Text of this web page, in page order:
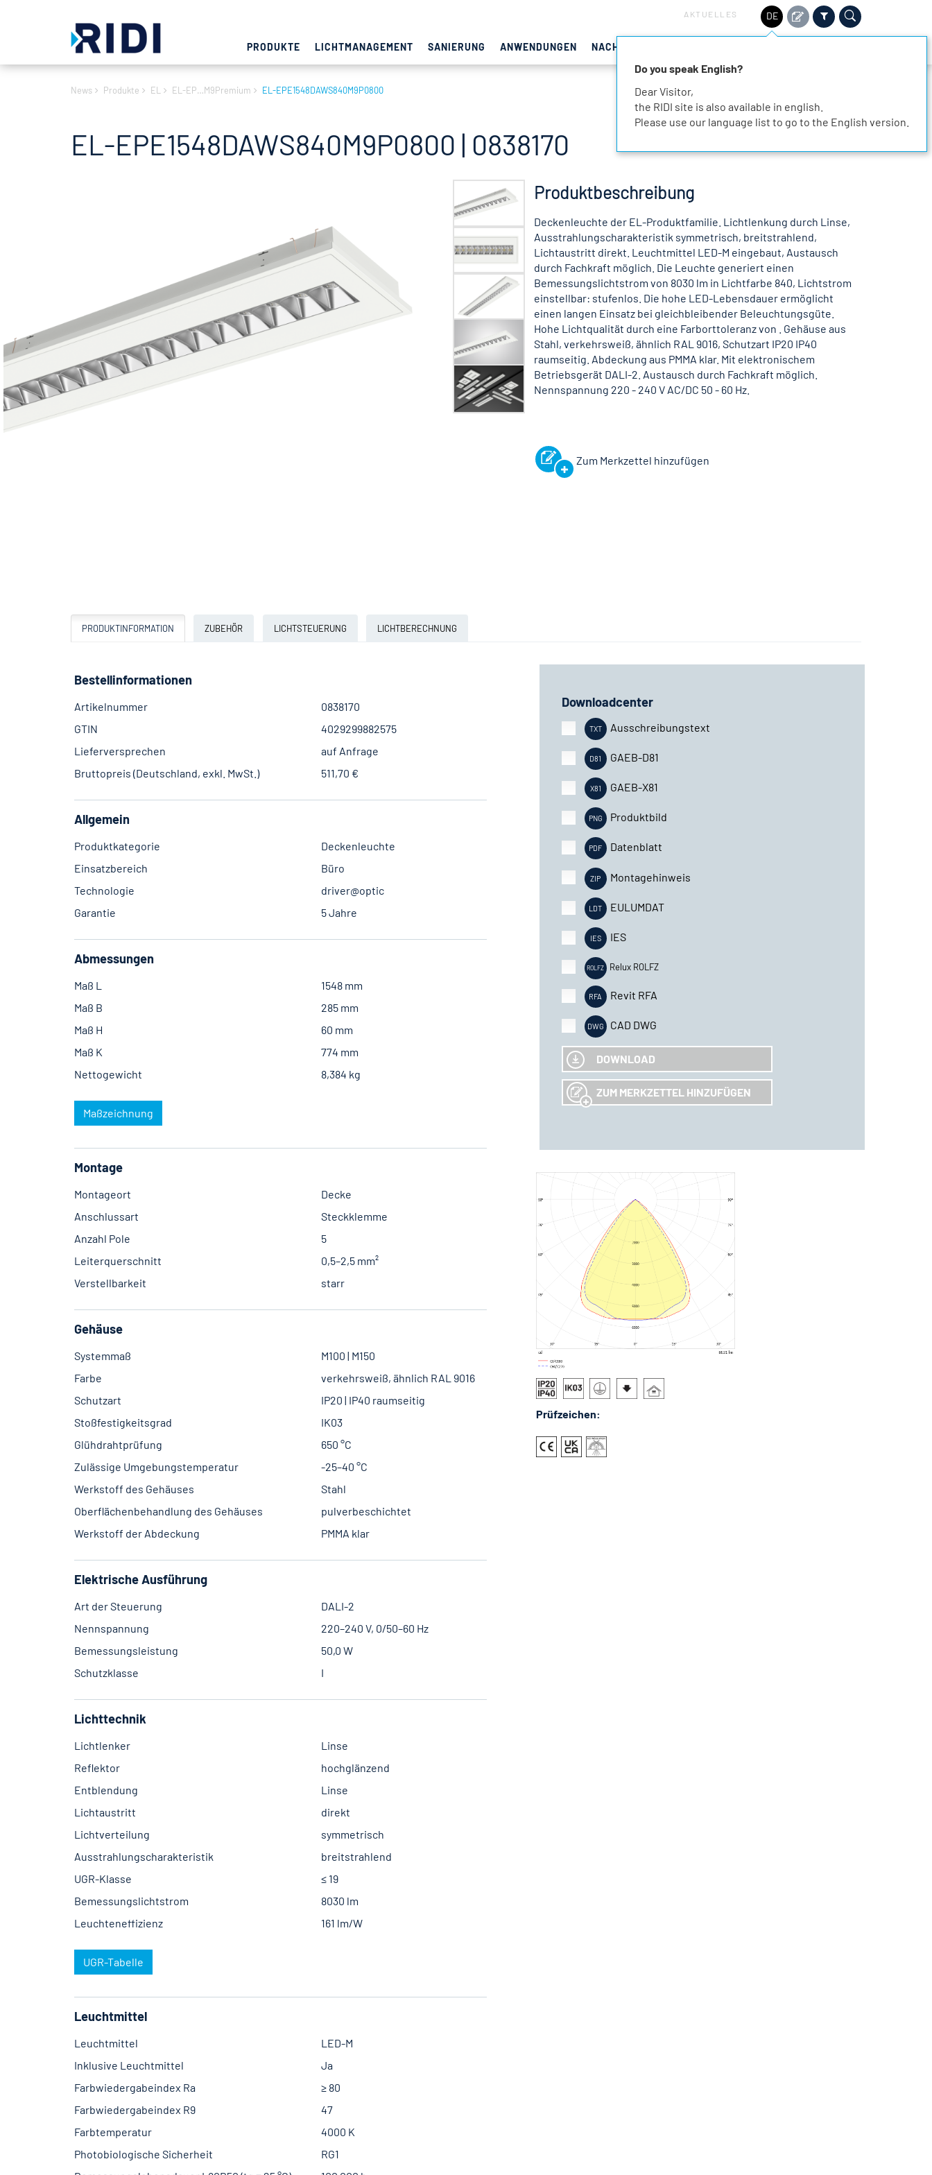
AKTUELLES DE
PRODUKTE LICHTMANAGEMENT SANIERUNG ANWENDUNGEN NACHHALTIGKEIT
News Produkte EL EL-EP…M9Premium EL-EPE1548DAWS840M9P0800
EL-EPE1548DAWS840M9P0800 | 0838170
Produktbeschreibung
Deckenleuchte der EL-Produktfamilie. Lichtlenkung durch Linse,
Ausstrahlungscharakteristik symmetrisch, breitstrahlend,
Lichtaustritt direkt. Leuchtmittel LED-M eingebaut, Austausch
durch Fachkraft möglich. Die Leuchte generiert einen
Bemessungslichtstrom von 8030 lm in Lichtfarbe 840, Lichtstrom
einstellbar: stufenlos. Die hohe LED-Lebensdauer ermöglicht
einen langen Einsatz bei gleichbleibender Beleuchtungsgüte.
Hohe Lichtqualität durch eine Farborttoleranz von . Gehäuse aus
Stahl, verkehrsweiß, ähnlich RAL 9016, Schutzart IP20 IP40
raumseitig. Abdeckung aus PMMA klar. Mit elektronischem
Betriebsgerät DALI-2. Austausch durch Fachkraft möglich.
Nennspannung 220 - 240 V AC/DC 50 - 60 Hz.
Zum Merkzettel hinzufügen
PRODUKTINFORMATION ZUBEHÖR LICHTSTEUERUNG LICHTBERECHNUNG
Bestellinformationen
Artikelnummer
0838170
GTIN
4029299882575
Lieferversprechen
auf Anfrage
Bruttopreis (Deutschland, exkl. MwSt.)
511,70 €
Allgemein
Produktkategorie
Deckenleuchte
Einsatzbereich
Büro
Technologie
driver@optic
Garantie
5 Jahre
Abmessungen
Maß L
1548 mm
Maß B
285 mm
Maß H
60 mm
Maß K
774 mm
Nettogewicht
8,384 kg
Maßzeichnung
Montage
Montageort
Decke
Anschlussart
Steckklemme
Anzahl Pole
5
Leiterquerschnitt
0,5–2,5 mm²
Verstellbarkeit
starr
Gehäuse
Systemmaß
M100 | M150
Farbe
verkehrsweiß, ähnlich RAL 9016
Schutzart
IP20 | IP40 raumseitig
Stoßfestigkeitsgrad
IK03
Glühdrahtprüfung
650 °C
Zulässige Umgebungstemperatur
-25–40 °C
Werkstoff des Gehäuses
Stahl
Oberflächenbehandlung des Gehäuses
pulverbeschichtet
Werkstoff der Abdeckung
PMMA klar
Elektrische Ausführung
Art der Steuerung
DALI-2
Nennspannung
220–240 V, 0/50–60 Hz
Bemessungsleistung
50,0 W
Schutzklasse
I
Lichttechnik
Lichtlenker
Linse
Reflektor
hochglänzend
Entblendung
Linse
Lichtaustritt
direkt
Lichtverteilung
symmetrisch
Ausstrahlungscharakteristik
breitstrahlend
UGR-Klasse
≤ 19
Bemessungslichtstrom
8030 lm
Leuchteneffizienz
161 lm/W
UGR-Tabelle
Leuchtmittel
Leuchtmittel
LED-M
Inklusive Leuchtmittel
Ja
Farbwiedergabeindex Ra
≥ 80
Farbwiedergabeindex R9
47
Farbtemperatur
4000 K
Photobiologische Sicherheit
RG1
Downloadcenter
Ausschreibungstext
GAEB-D81
GAEB-X81
Produktbild
Datenblatt
Montagehinweis
EULUMDAT
IES
Relux ROLFZ
Revit RFA
CAD DWG
DOWNLOAD
ZUM MERKZETTEL HINZUFÜGEN
Prüfzeichen:
Do you speak English?
Dear Visitor,
the RIDI site is also available in english.
Please use our language list to go to the English version.